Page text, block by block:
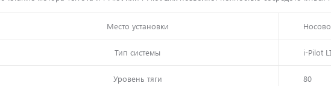
Место установки
Тип системы i-Pilot
Уровень тяги 80